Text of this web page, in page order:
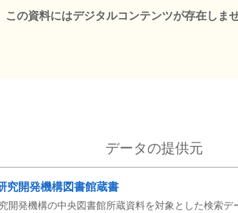
この資料にはデジタルコンテンツが存在しませ
データの提供元
究開発機構図書館蔵書
開発機構の中央図書館所蔵資料を対象とした検索デ